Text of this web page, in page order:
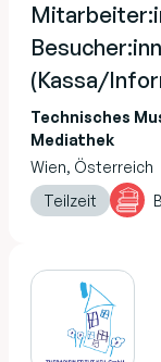
(Kassa/
Technisches
Mediathek
Wien, Österreich
Teilzeit